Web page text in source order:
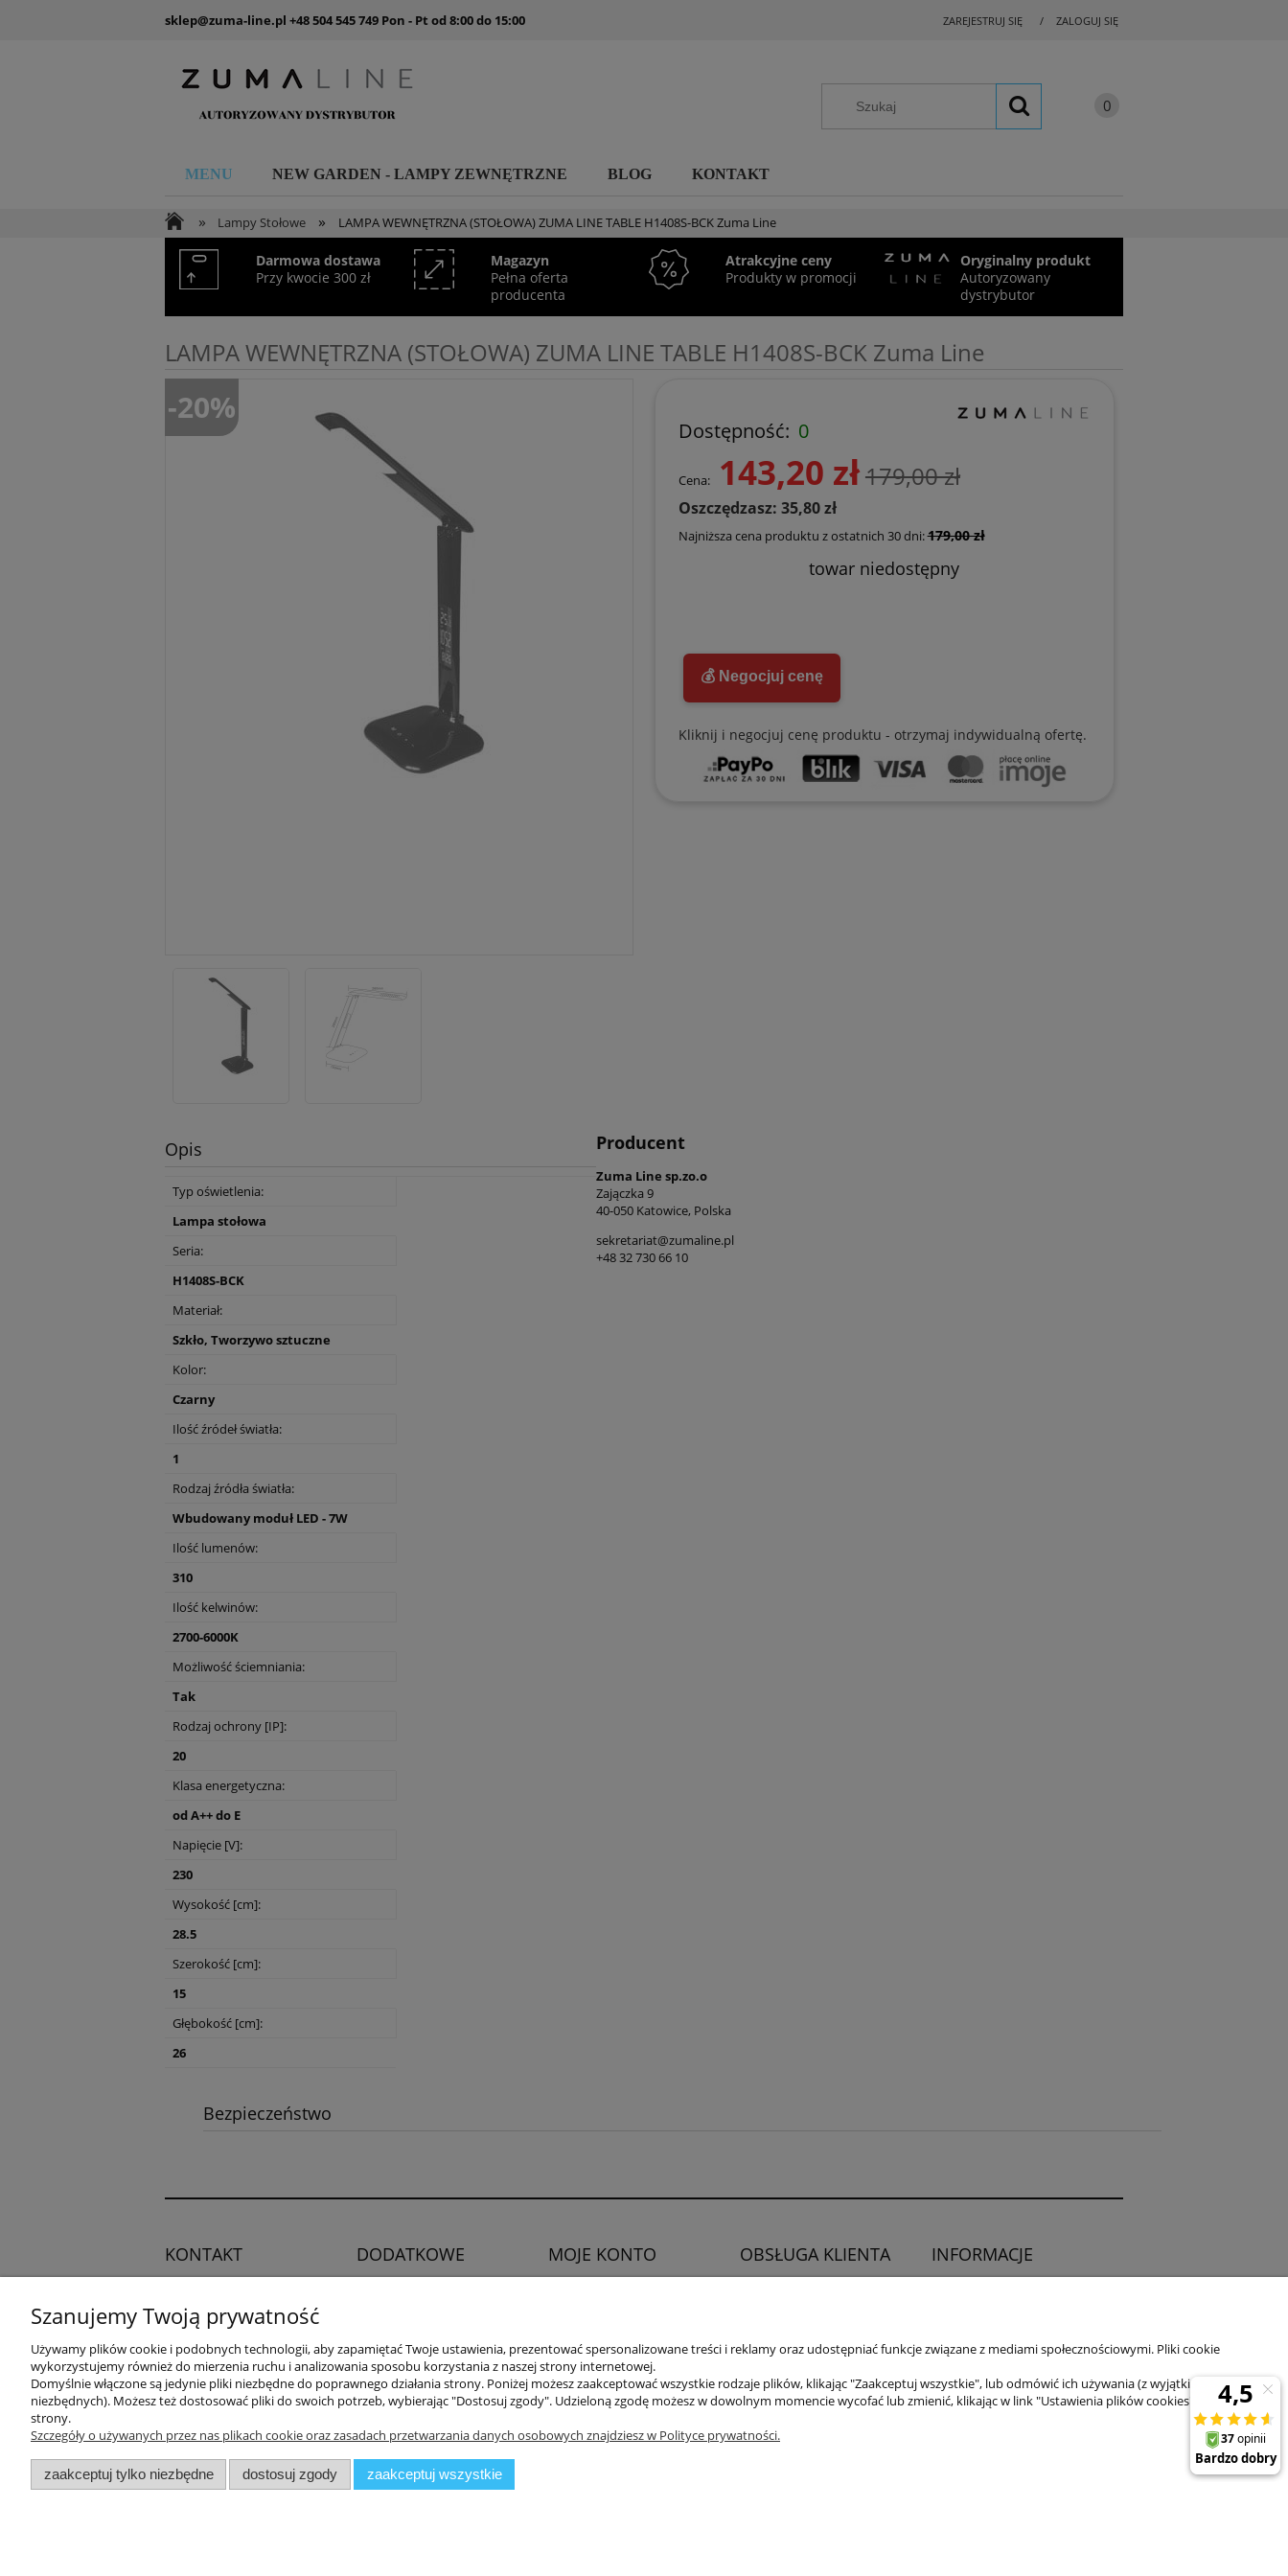
ZAREJESTRUJ SIĘ ZALOGUJ SIĘ
sklep@zuma-line.pl +48 504 545 749 Pon - Pt od 8:00 do 15:00
MENU NEW GARDEN - LAMPY ZEWNĘTRZNE BLOG KONTAKT
» Lampy Stołowe » LAMPA WEWNĘTRZNA (STOŁOWA) ZUMA LINE TABLE H1408S-BCK Zuma Line
Darmowa dostawa
Przy kwocie 300 zł
Magazyn
Pełna oferta
producenta
Atrakcyjne ceny
Produkty w promocji
Oryginalny produkt
Autoryzowany
dystrybutor
LAMPA WEWNĘTRZNA (STOŁOWA) ZUMA LINE TABLE H1408S-BCK Zuma Line
-20%
Dostępność: 0
Cena: 143,20 zł179,00 zł
Oszczędzasz: 35,80 zł
Najniższa cena produktu z ostatnich 30 dni:179,00 zł
towar niedostępny
💰 Negocjuj cenę
Kliknij i negocjuj cenę produktu - otrzymaj indywidualną ofertę.
Opis
Typ oświetlenia:
Lampa stołowa
Seria:
H1408S-BCK
Materiał:
Szkło, Tworzywo sztuczne
Kolor:
Czarny
Ilość źródeł światła:
1
Rodzaj źródła światła:
Wbudowany moduł LED - 7W
Ilość lumenów:
310
Ilość kelwinów:
2700-6000K
Możliwość ściemniania:
Tak
Rodzaj ochrony [IP]:
20
Klasa energetyczna:
od A++ do E
Napięcie [V]:
230
Wysokość [cm]:
28.5
Szerokość [cm]:
15
Głębokość [cm]:
26
Bezpieczeństwo
Producent
Zuma Line sp.zo.o
Zajączka 9
40-050 Katowice, Polska
sekretariat@zumaline.pl
+48 32 730 66 10
KONTAKT
Zadzwoń!
+48 504 545
749
adres:
Koszalin
DODATKOWE MOJE KONTO OBSŁUGA KLIENTA INFORMACJE
Szanujemy Twoją prywatność
Używamy plików cookie i podobnych technologii, aby zapamiętać Twoje ustawienia, prezentować spersonalizowane treści i reklamy oraz udostępniać funkcje związane z mediami społecznościowymi. Pliki cookie
wykorzystujemy również do mierzenia ruchu i analizowania sposobu korzystania z naszej strony internetowej.
Domyślnie włączone są jedynie pliki niezbędne do poprawnego działania strony. Poniżej możesz zaakceptować wszystkie rodzaje plików, klikając "Zaakceptuj wszystkie", lub odmówić ich używania (z wyjątkiem
niezbędnych). Możesz też dostosować pliki do swoich potrzeb, wybierając "Dostosuj zgody". Udzieloną zgodę możesz w dowolnym momencie wycofać lub zmienić, klikając w link "Ustawienia plików cookies" na dole
strony.
Szczegóły o używanych przez nas plikach cookie oraz zasadach przetwarzania danych osobowych znajdziesz w Polityce prywatności.
zaakceptuj tylko niezbędne dostosuj zgody zaakceptuj wszystkie